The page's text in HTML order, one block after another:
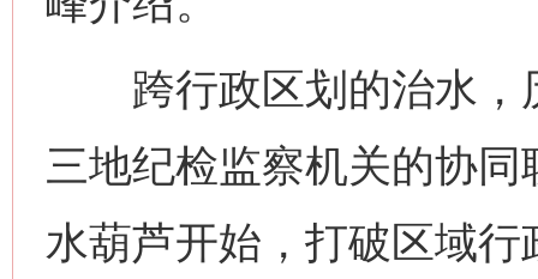
跨行政区划的治水，
三地纪检监察机关的协
水葫芦开始，打破区域行